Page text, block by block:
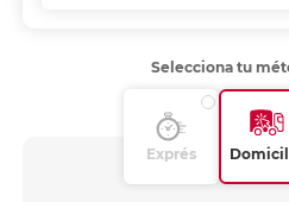
Selecciona tu
Exprés